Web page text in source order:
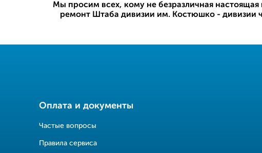
Мы просим всех, кому не безразличная
ремонт Штаба дивизии им. Костюшко - дивизии
Оплата и документы
Частые вопросы
Правила сервиса